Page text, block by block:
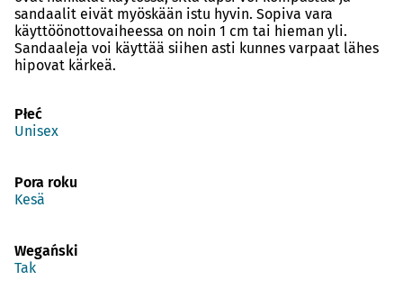
sandaalit eivät myöskään istu hyvin. Sopiva vara
käyttöönottovaiheessa on noin 1 cm tai hieman yli.
Sandaaleja voi käyttää siihen asti kunnes varpaat lähes
hipovat kärkeä.
Płeć
Unisex
Pora roku
Kesä
Wegański
Tak